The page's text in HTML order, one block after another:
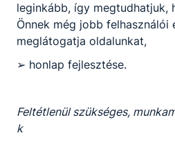
leginkább, így megtudhatjuk,
Önnek még jobb felhasználói
meglátogatja oldalunkat,
➢ honlap fejlesztése.
Feltétlenül szükséges,
k